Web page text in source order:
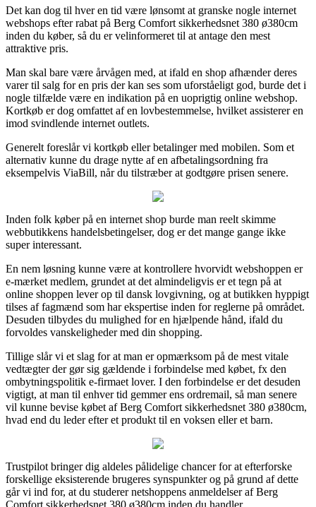
Det kan dog til hver en tid være lønsomt at granske nogle internet
webshops efter rabat på Berg Comfort sikkerhedsnet 380 ø380cm
inden du køber, så du er velinformeret til at antage den mest
attraktive pris.
Man skal bare være årvågen med, at ifald en shop afhænder deres
varer til salg for en pris der kan ses som uforståeligt god, burde det i
nogle tilfælde være en indikation på en uoprigtig online webshop.
Kortkøb er dog omfattet af en lovbestemmelse, hvilket assisterer en
imod svindlende internet outlets.
Generelt foreslår vi kortkøb eller betalinger med mobilen. Som et
alternativ kunne du drage nytte af en afbetalingsordning fra
eksempelvis ViaBill, når du tilstræber at godtgøre prisen senere.
Inden folk køber på en internet shop burde man reelt skimme
webbutikkens handelsbetingelser, dog er det mange gange ikke
super interessant.
En nem løsning kunne være at kontrollere hvorvidt webshoppen er
e-mærket medlem, grundet at det almindeligvis er et tegn på at
online shoppen lever op til dansk lovgivning, og at butikken hyppigt
tilses af fagmænd som har ekspertise inden for reglerne på området.
Desuden tilbydes du mulighed for en hjælpende hånd, ifald du
forvoldes vanskeligheder med din shopping.
Tillige slår vi et slag for at man er opmærksom på de mest vitale
vedtægter der gør sig gældende i forbindelse med købet, fx den
ombytningspolitik e-firmaet lover. I den forbindelse er det desuden
vigtigt, at man til enhver tid gemmer ens ordremail, så man senere
vil kunne bevise købet af Berg Comfort sikkerhedsnet 380 ø380cm,
hvad end du leder efter et produkt til en voksen eller et barn.
Trustpilot bringer dig aldeles pålidelige chancer for at efterforske
forskellige eksisterende brugeres synspunkter og på grund af dette
går vi ind for, at du studerer netshoppens anmeldelser af Berg
Comfort sikkerhedsnet 380 ø380cm inden du handler.